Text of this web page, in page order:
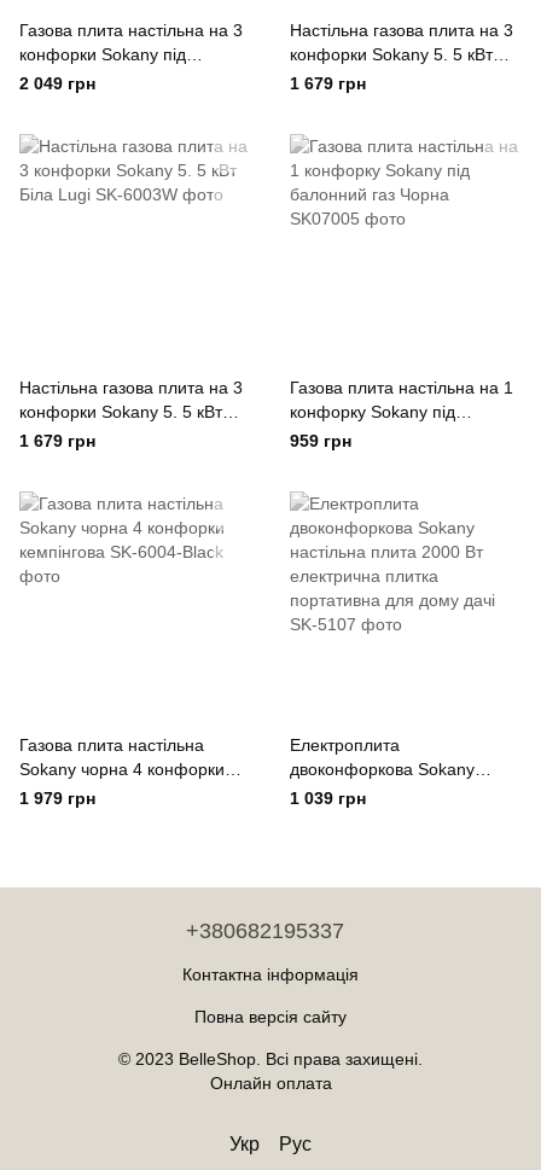
Газова плита настільна на 3
конфорки Sokany під
балонний газ Lugi
2 049 грн
Настільна газова плита на 3
конфорки Sokany 5. 5 кВт
Чорна Lugi
1 679 грн
Настільна газова плита на 3
конфорки Sokany 5. 5 кВт
Біла Lugi
1 679 грн
Газова плита настільна на 1
конфорку Sokany під
балонний газ Чорна
959 грн
Газова плита настільна
Sokany чорна 4 конфорки
кемпінгова
1 979 грн
Електроплита
двоконфоркова Sokany
настільна плита 2000 Вт
1 039 грн
+380682195337
Контактна інформація
Повна версія сайту
© 2023 BelleShop. Всі права захищені.
Онлайн оплата
Укр Рус